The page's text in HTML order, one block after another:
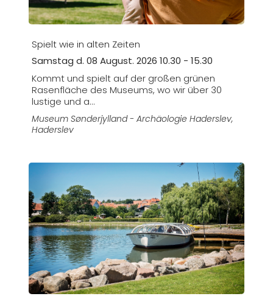
Spielt wie in alten Zeiten
Samstag d. 08 August. 2026 10.30 - 15.30
Kommt und spielt auf der großen grünen
Rasenfläche des Museums, wo wir über 30
lustige und a...
Museum Sønderjylland - Archäologie Haderslev,
Haderslev